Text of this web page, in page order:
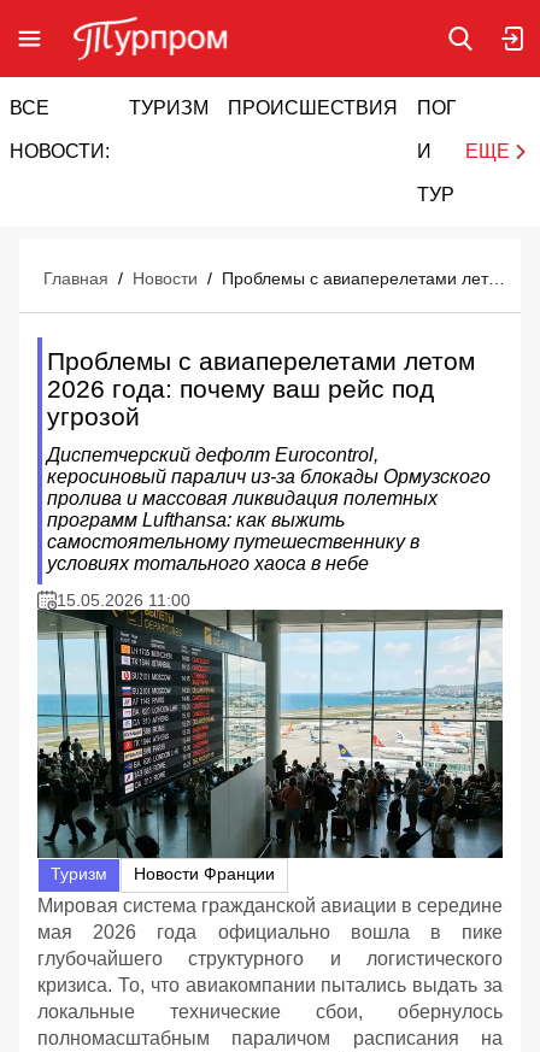
ВСЕ
НОВОСТИ:
ТУРИЗМ ПРОИСШЕСТВИЯ ПОГОДА
И
ТУРИЗМ
ЕЩЕ
Главная / Новости / Проблемы с авиаперелетами летом 2026 года: почему ваш рейс под угрозой
Проблемы с авиаперелетами летом
2026 года: почему ваш рейс под
угрозой
Диспетчерский дефолт Eurocontrol,
керосиновый паралич из-за блокады Ормузского
пролива и массовая ликвидация полетных
программ Lufthansa: как выжить
самостоятельному путешественнику в
условиях тотального хаоса в небе
15.05.2026 11:00
Туризм Новости Франции
Мировая система гражданской авиации в середине
мая 2026 года официально вошла в пике
глубочайшего структурного и логистического
кризиса. То, что авиакомпании пытались выдать за
локальные технические сбои, обернулось
полномасштабным параличом расписания на